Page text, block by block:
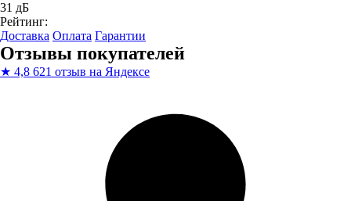
31 дБ
Рейтинг:
Доставка Оплата Гарантии
Отзывы покупателей
★ 4,8 621 отзыв на Яндексе